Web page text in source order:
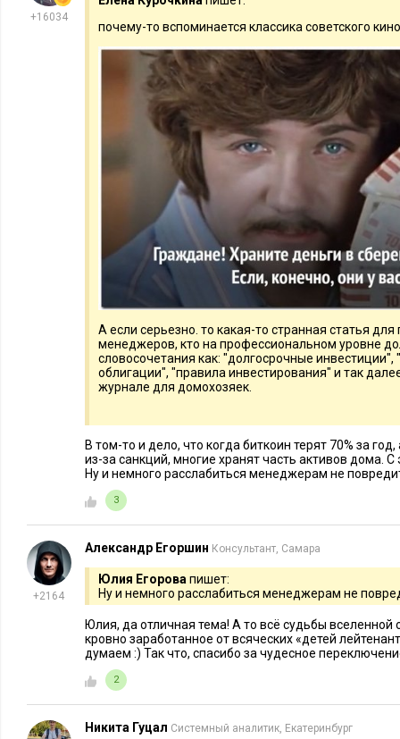
воспользуйтесь хорошей профессиональной защитой
Не приносите деньги в дом сразу, как только сняли
наводки никто не отменял.
Если вас хотят ограбить, и воры знают, что ищут, они
попутно попортив вам мебель и картины. Тут важно
ваших сбережений – проще говоря, не держите все в одном
в легкодоступное место (вам же будет удобнее), остальные
тайники. В этом случае велик шанс, что грабитель не
Читайте также:
ЛИЧНЫЕ ФИНАНСЫ 89229 50
Убойная шпаргалка: как
распоряжаться своими деньгами
+16034
почему-то вспоминается классика советского
А если серьезно. то какая-то странная статья
менеджеров, кто на профессиональном уровне
словосочетания как: "долгосрочные инвестиции",
облигации", "правила инвестирования" и так
журнале для домохозяек.
В том-то и дело, что когда биткоин терят 70% за
из-за санкций, многие хранят часть активов дома. С
Ну и немного расслабиться менеджерам не
3
+2164
Александр Егоршин Консультант, Самара
Юлия Егоровапишет:
Ну и немного расслабиться менеджерам не
Юлия, да отличная тема! А то всё судьбы вселенной
кровно заработанное от всяческих «детей
думаем :) Так что, спасибо за чудесное
2
Никита Гуцал Системный аналитик, Екатеринбург